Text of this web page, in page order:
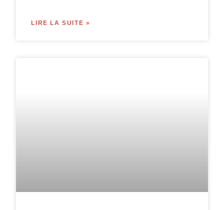
LIRE LA SUITE »